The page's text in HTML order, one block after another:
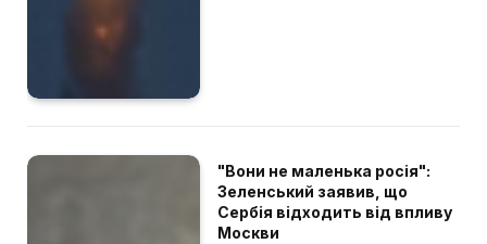
"Вони не маленька росія":
Зеленський заявив, що
Сербія відходить від впливу
Москви